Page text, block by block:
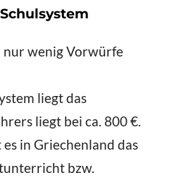
nur wenig Vorwürfe
liegt das
liegt bei ca. 800 €.
in Griechenland das
bzw.